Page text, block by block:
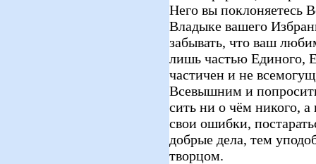
Него вы поклоняетесь
Владыке вашего
забывать, что ваш
лишь частью Единого,
частичен и не
Всевышним и
сить ни о чём никого,
свои ошибки,
добрые дела, тем
творцом.